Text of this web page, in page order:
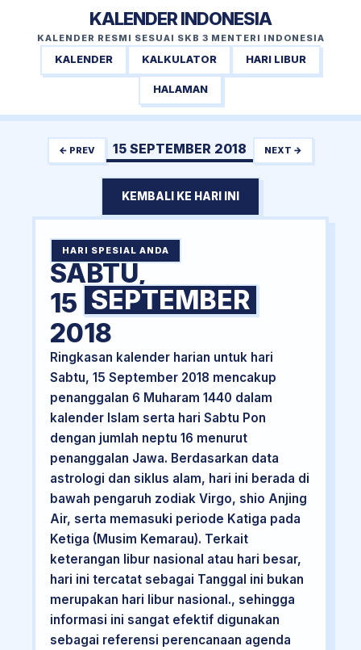
KALENDER INDONESIA
KALENDER RESMI SESUAI SKB 3 MENTERI INDONESIA
KALENDER KALKULATOR HARI LIBUR
HALAMAN
← PREV 15 SEPTEMBER 2018 NEXT →
KEMBALI KE HARI INI
HARI SPESIAL ANDA
SABTU,
15 SEPTEMBER
2018
Ringkasan kalender harian untuk hari
Sabtu, 15 September 2018 mencakup
penanggalan 6 Muharam 1440 dalam
kalender Islam serta hari Sabtu Pon
dengan jumlah neptu 16 menurut
penanggalan Jawa. Berdasarkan data
astrologi dan siklus alam, hari ini berada di
bawah pengaruh zodiak Virgo, shio Anjing
Air, serta memasuki periode Katiga pada
Ketiga (Musim Kemarau). Terkait
keterangan libur nasional atau hari besar,
hari ini tercatat sebagai Tanggal ini bukan
merupakan hari libur nasional., sehingga
informasi ini sangat efektif digunakan
sebagai referensi perencanaan agenda